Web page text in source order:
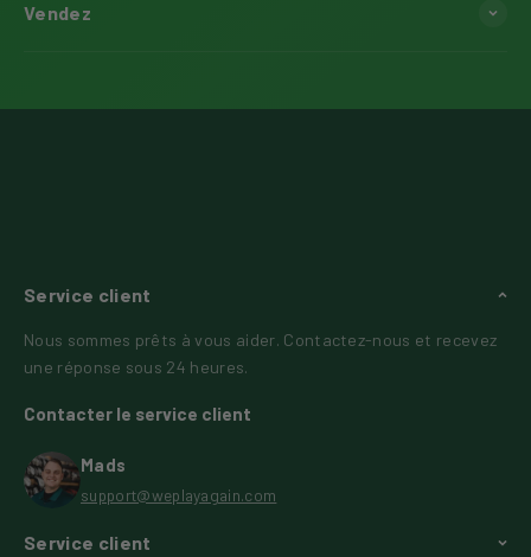
Vendez
Service client
Service client
Nous sommes prêts à vous aider. Contactez-nous et recevez
une réponse sous 24 heures.
Contacter le service client
Mads
support@weplayagain.com